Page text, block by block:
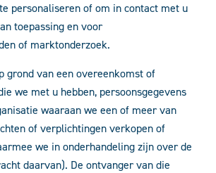
personaliseren of om in contact met u
toepassing en voor
of marktonderzoek.
grond van een overeenkomst of
we met u hebben, persoonsgegevens
waaraan we een of meer van
of verplichtingen verkopen of
we in onderhandeling zijn over de
daarvan). De ontvanger van die